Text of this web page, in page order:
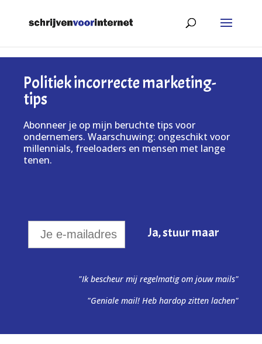
Politiek incorrecte marketing-
tips
Abonneer je op mijn beruchte tips voor
ondernemers. Waarschuwing: ongeschikt voor
millennials, freeloaders en mensen met lange
tenen.
"Ik bescheur mij regelmatig om jouw mails"
"Geniale mail! Heb hardop zitten lachen"